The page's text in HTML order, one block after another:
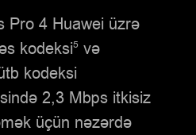
Pro 4 Huawei üzrə
kodeksi5 və
kodeksi
2,3 Mbps itkisiz
üçün nəzərdə